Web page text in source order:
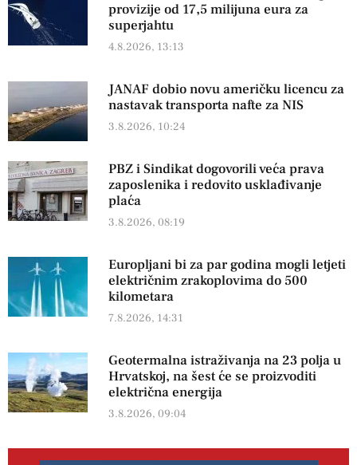
provizije od 17,5 milijuna eura za
superjahtu
4.8.2026, 13:13
JANAF dobio novu američku licencu za
nastavak transporta nafte za NIS
3.8.2026, 10:24
PBZ i Sindikat dogovorili veća prava
zaposlenika i redovito usklađivanje
plaća
3.8.2026, 08:19
Europljani bi za par godina mogli letjeti
električnim zrakoplovima do 500
kilometara
7.8.2026, 14:31
Geotermalna istraživanja na 23 polja u
Hrvatskoj, na šest će se proizvoditi
električna energija
3.8.2026, 09:04